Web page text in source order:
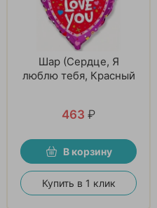
Шар (Сердце, Я
люблю тебя, Красный
463 ₽
В корзину
Купить в 1 клик